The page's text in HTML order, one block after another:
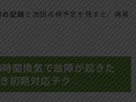
記録 と次回点検予定を残すと、再発
間換気で故障が起きた
初期対応テク